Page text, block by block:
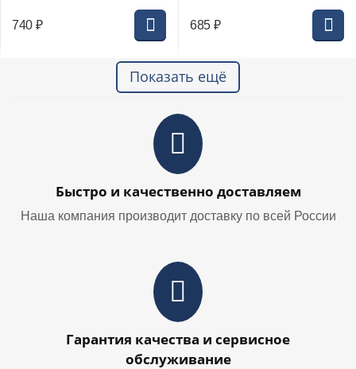
740 ₽ 685 ₽
Показать ещё
Быстро и качественно доставляем
Наша компания производит доставку по всей России
Гарантия качества и сервисное
обслуживание